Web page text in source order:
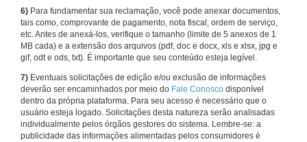
6) Para fundamentar sua reclamação, você pode anexar documentos,
tais como, comprovante de pagamento, nota fiscal, ordem de serviço,
etc. Antes de anexá-los, verifique o tamanho (limite de 5 anexos de 1
MB cada) e a extensão dos arquivos (pdf, doc e docx, xls e xlsx, jpg e
gif, odt e ods, txt). É importante que seu conteúdo esteja legível.
7) Eventuais solicitações de edição e/ou exclusão de informações
deverão ser encaminhados por meio do Fale Conosco disponível
dentro da própria plataforma. Para seu acesso é necessário que o
usuário esteja logado. Solicitações desta natureza serão analisadas
individualmente pelos órgãos gestores do sistema. Lembre-se: a
publicidade das informações alimentadas pelos consumidores é